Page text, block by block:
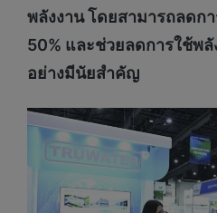
พลังงาน โดยสามารถลดก
50% และช่วยลดการใช้พลั
อย่างมีนัยสำคัญ